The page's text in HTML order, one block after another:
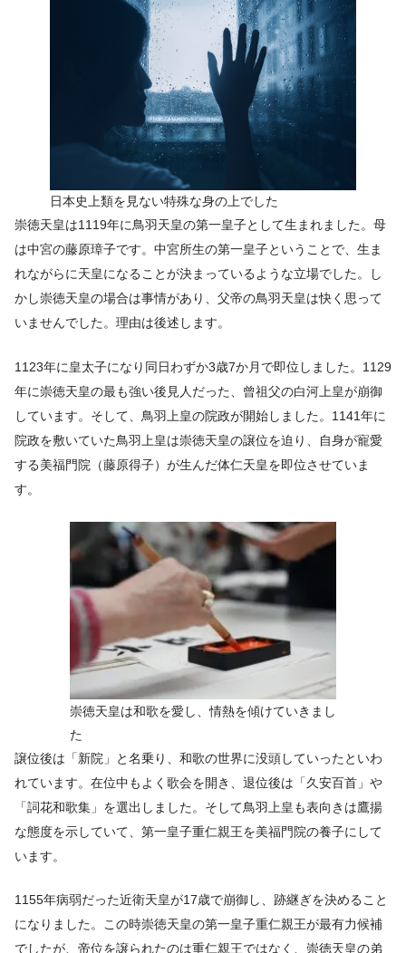
日本史上類を見ない特殊な身の上でした
崇徳天皇は1119年に鳥羽天皇の第一皇子として生まれました。母
は中宮の藤原璋子です。中宮所生の第一皇子ということで、生ま
れながらに天皇になることが決まっているような立場でした。し
かし崇徳天皇の場合は事情があり、父帝の鳥羽天皇は快く思って
いませんでした。理由は後述します。
1123年に皇太子になり同日わずか3歳7か月で即位しました。1129
年に崇徳天皇の最も強い後見人だった、曾祖父の白河上皇が崩御
しています。そして、鳥羽上皇の院政が開始しました。1141年に
院政を敷いていた鳥羽上皇は崇徳天皇の譲位を迫り、自身が寵愛
する美福門院（藤原得子）が生んだ体仁天皇を即位させていま
す。
崇徳天皇は和歌を愛し、情熱を傾けていきまし
た
譲位後は「新院」と名乗り、和歌の世界に没頭していったといわ
れています。在位中もよく歌会を開き、退位後は「久安百首」や
「詞花和歌集」を選出しました。そして鳥羽上皇も表向きは鷹揚
な態度を示していて、第一皇子重仁親王を美福門院の養子にして
います。
1155年病弱だった近衛天皇が17歳で崩御し、跡継ぎを決めること
になりました。この時崇徳天皇の第一皇子重仁親王が最有力候補
でしたが、帝位を譲られたのは重仁親王ではなく、崇徳天皇の弟